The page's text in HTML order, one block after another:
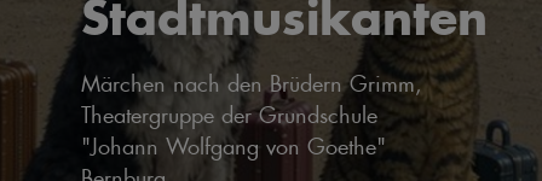
Stadtmusikanten
Märchen nach den Brüdern Grimm,
Theatergruppe der Grundschule
"Johann Wolfgang von Goethe"
Bernburg